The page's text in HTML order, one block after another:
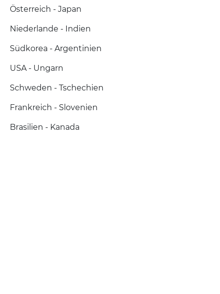
Österreich - Japan
Niederlande - Indien
Südkorea - Argentinien
USA - Ungarn
Schweden - Tschechien
Frankreich - Slovenien
Brasilien - Kanada